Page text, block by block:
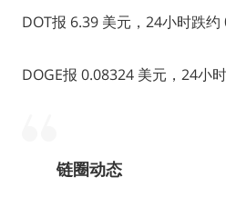
DOT报 6.39 美元，24小时跌约
DOGE报 0.08324 美元，24小时
链圈动态